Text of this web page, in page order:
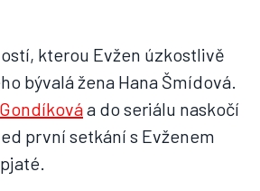
kterou Evžen úzkostlivě
bývalá žena Hana Šmídová.
a do seriálu naskočí
první setkání s Evženem